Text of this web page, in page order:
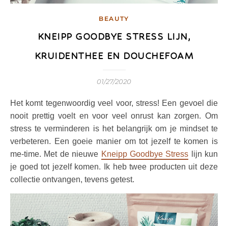
BEAUTY
KNEIPP GOODBYE STRESS LIJN,
KRUIDENTHEE EN DOUCHEFOAM
01/27/2020
Het komt tegenwoordig veel voor, stress! Een gevoel die
nooit prettig voelt en voor veel onrust kan zorgen. Om
stress te verminderen is het belangrijk om je mindset te
verbeteren. Een goeie manier om tot jezelf te komen is
me-time. Met de nieuwe Kneipp Goodbye Stress lijn kun
je goed tot jezelf komen. Ik heb twee producten uit deze
collectie ontvangen, tevens getest.